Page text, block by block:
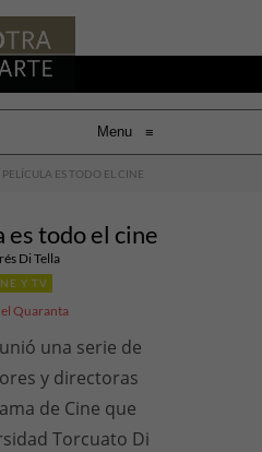
Menu ≡
ES TODO EL CINE
es todo el cine
Di Tella
Y TV
Quaranta
una serie de
y directoras
de Cine que
Torcuato Di